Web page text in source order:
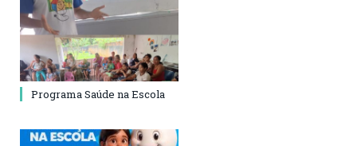
Programa Saúde na Escola